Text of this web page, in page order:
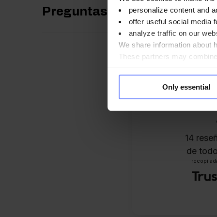
personalize content and
offer useful social media
analyze traffic on our
We share information about
These partners may
you use their services. Do
Only essential
Preguntas y respuestas
14
de